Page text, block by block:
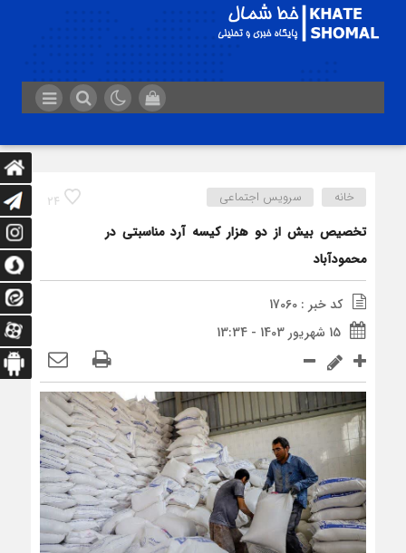
24 خانه سرویس اجتماعی
تخصیص بیش از دو هزار کیسه آرد مناسبتی در
محمودآباد
کد خبر : 17060
15 شهریور 1403 - 13:34